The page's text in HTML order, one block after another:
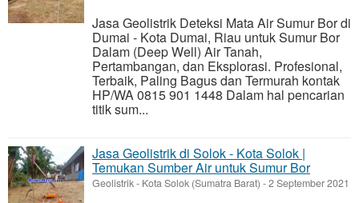
Jasa Geolistrik Deteksi Mata Air Sumur Bor di
Dumai - Kota Dumai, Riau untuk Sumur Bor
Dalam (Deep Well) Air Tanah,
Pertambangan, dan Eksplorasi. Profesional,
Terbaik, Paling Bagus dan Termurah kontak
HP/WA 0815 901 1448 Dalam hal pencarian
titik sum...
Jasa Geolistrik di Solok - Kota Solok |
Temukan Sumber Air untuk Sumur Bor
Geolistrik- Kota Solok (Sumatra Barat) -2 September 2021